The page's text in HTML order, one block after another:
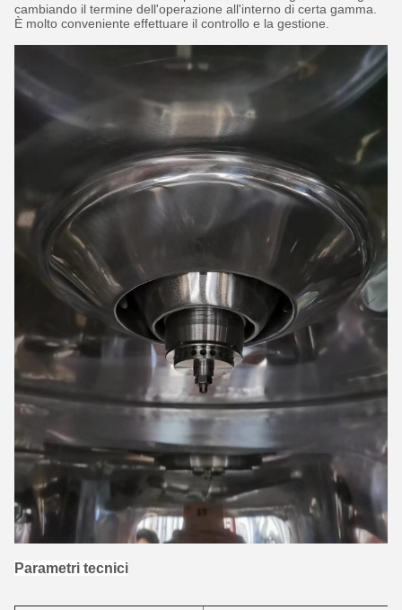
cambiando il termine dell'operazione all'interno di certa gamma.
È molto conveniente effettuare il controllo e la gestione.
Parametri tecnici